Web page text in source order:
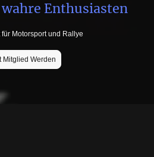
Enthusiasten
Motorsport und Rallye
Mitglied Werden